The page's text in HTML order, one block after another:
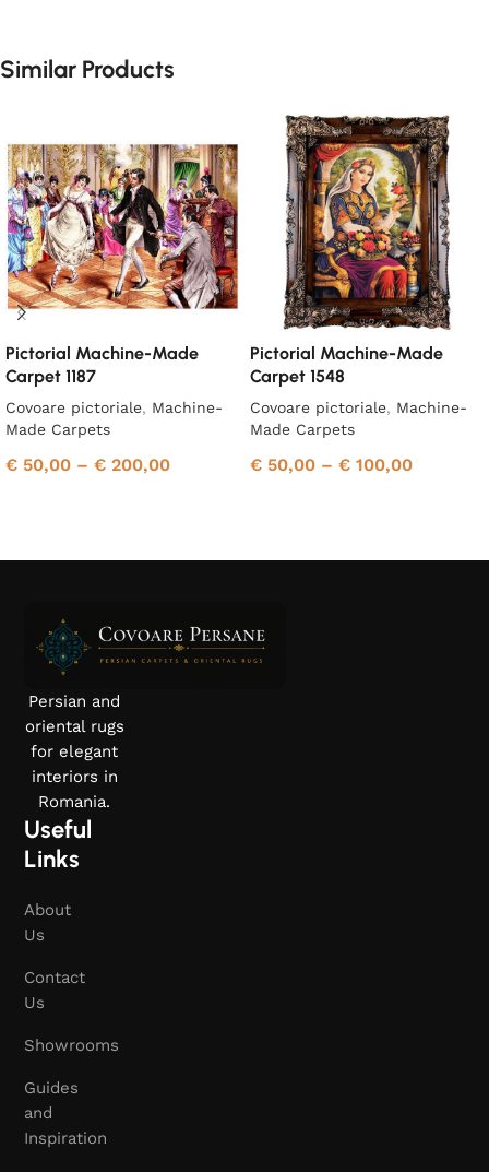
Similar Products
Pictorial Machine-Made
Carpet 1187
Covoare pictoriale, Machine-
Made Carpets
€ 50,00 – € 200,00
Pictorial Machine-Made
Carpet 1548
Covoare pictoriale, Machine-
Made Carpets
€ 50,00 – € 100,00
Persian and
oriental rugs
for elegant
interiors in
Romania.
Useful
Links
About
Us
Contact
Us
Showrooms
Guides
and
Inspiration